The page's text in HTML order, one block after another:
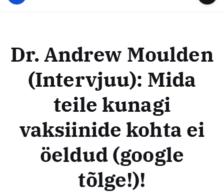
s
e
e
s
k
u
s
Dr. Andrew Moulden
(Intervjuu): Mida
teile kunagi
vaksiinide kohta ei
öeldud (google
tõlge!)!